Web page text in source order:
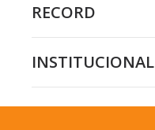
RECORD
INSTITUCIONAL